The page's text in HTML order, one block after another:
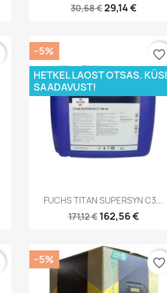
30,68 €29,14 €
Kiirvaade
FUCHS TITAN SUPERSYN C3...
171,12 € 162,56 €
−5%
HETKEL LAOST OTSAS. KÜSI
SAADAVUST!
favorite_border
−5% favorite_border